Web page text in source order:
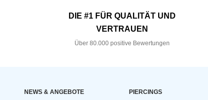
DIE #1 FÜR QUALITÄT UND
VERTRAUEN
Über 80.000 positive Bewertungen
NEWS & ANGEBOTE PIERCINGS